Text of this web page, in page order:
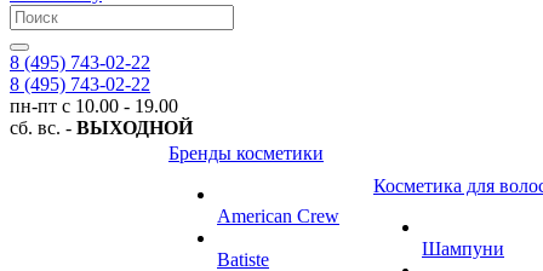
8 (495) 743-02-22
8 (495) 743-02-22
пн-пт с 10.00 - 19.00
сб. вс. - ВЫХОДНОЙ
Бренды косметики
American Crew
Batiste
Косметика для
Шампуни